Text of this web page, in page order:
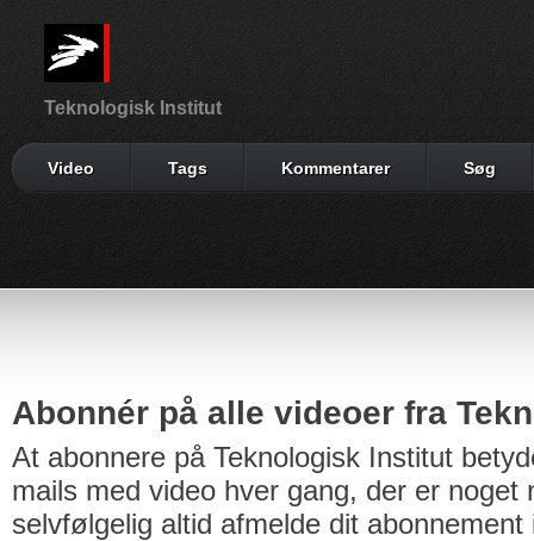
Teknologisk Institut
Video Tags Kommentarer Søg
Abonnér på alle videoer fra
At abonnere på Teknologisk Institut
mails med video hver gang, der er noget
selvfølgelig altid afmelde dit abonnement